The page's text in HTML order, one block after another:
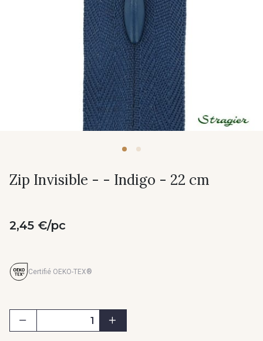
Zip Invisible - - Indigo - 22 cm
2,45 €/pc
Certifié OEKO-TEX®